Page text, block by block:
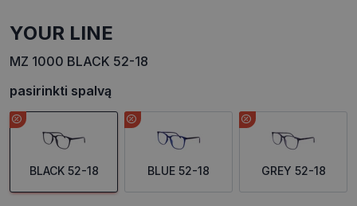
YOUR LINE
MZ 1000 BLACK 52-18
pasirinkti spalvą
BLACK 52-18 BLUE 52-18 GREY 52-18